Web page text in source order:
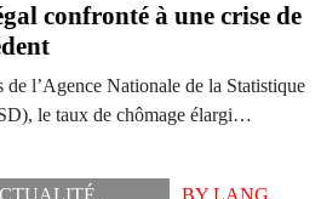
confronté à une crise de
de l’Agence Nationale de la Statistique
le taux de chômage élargi…
,
BY LANG